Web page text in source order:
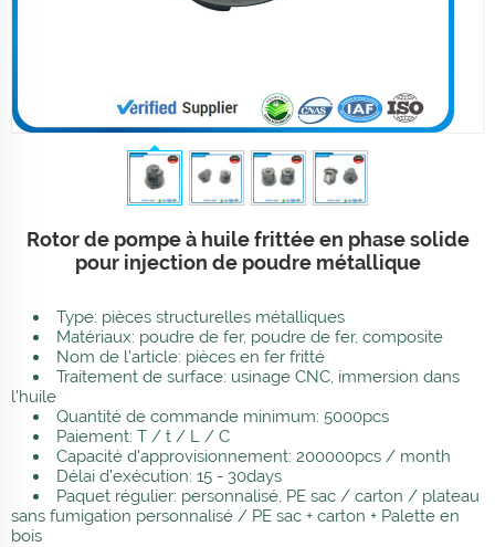
Rotor de pompe à huile frittée en phase solide
pour injection de poudre métallique
Type: pièces structurelles métalliques
Matériaux: poudre de fer, poudre de fer, composite
Nom de l'article: pièces en fer fritté
Traitement de surface: usinage CNC, immersion dans
l'huile
Quantité de commande minimum: 5000pcs
Paiement: T / t / L / C
Capacité d'approvisionnement: 200000pcs / month
Délai d'exécution: 15 - 30days
Paquet régulier: personnalisé, PE sac / carton / plateau
sans fumigation personnalisé / PE sac + carton + Palette en
bois